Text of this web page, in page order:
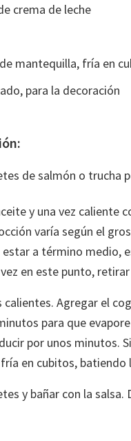
crema de leche
mantequilla, fría en
para la decoración
de salmón o trucha
y una vez caliente
varía según el
a término medio,
en este punto,
Agregar el
para que
por unos minutos.
en cubitos, batiendo
y bañar con la salsa.